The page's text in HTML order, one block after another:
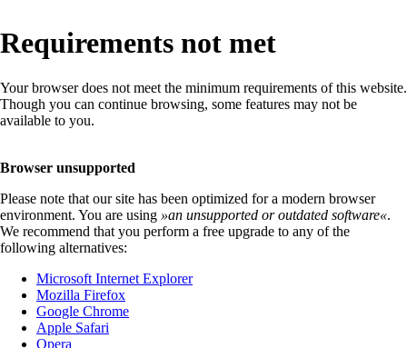
Requirements not met
Your browser does not meet the minimum requirements of this website.
Though you can continue browsing, some features may not be
available to you.
Browser unsupported
Please note that our site has been optimized for a modern browser
environment. You are using »an unsupported or outdated software«.
We recommend that you perform a free upgrade to any of the
following alternatives:
Microsoft Internet Explorer
Mozilla Firefox
Google Chrome
Apple Safari
Opera